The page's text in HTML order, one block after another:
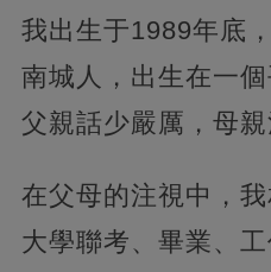
我出生于1989年底
南城人，出生在一
父親話少嚴厲，母親
在父母的注視中，我
大學聯考、畢業、